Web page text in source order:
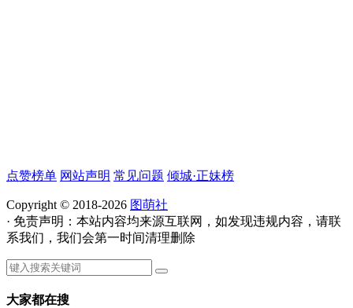
点赞榜单 网站声明 常见问题 倾城·正妹榜
Copyright © 2018-2026 图萌社
· 免责声明：本站内容均来源互联网，如发现违规内容，请联
系我们，我们会第一时间清理删除
大家都在搜